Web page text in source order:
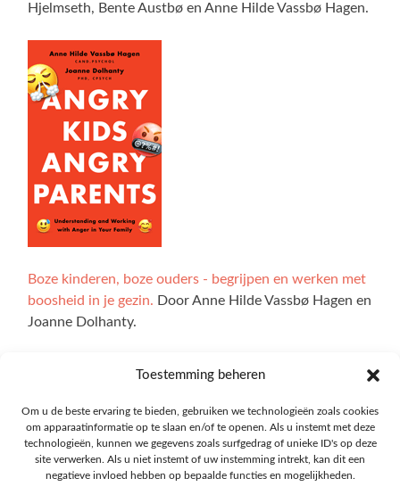
Toestemming beheren
Om u de beste ervaring te bieden, gebruiken we technologieën zoals cookies
om apparaatinformatie op te slaan en/of te openen. Als u instemt met deze
technologieën, kunnen we gegevens zoals surfgedrag of unieke ID's op deze
site verwerken. Als u niet instemt of uw instemming intrekt, kan dit een
negatieve invloed hebben op bepaalde functies en mogelijkheden.
Hjelmseth, Bente Austbø en Anne Hilde Vassbø Hagen.
Boze kinderen, boze ouders - begrijpen en werken met
boosheid in je gezin. Door Anne Hilde Vassbø Hagen en
Joanne Dolhanty.
Alle illustraties op de website zijn gemaakt door Ingrid
Marie Bøhler Høvik. De interactieve delen van de site zijn
ontwikkeld met technologie van Explorable, en we zijn
Oskar Blakstad veel dank verschuldigd.